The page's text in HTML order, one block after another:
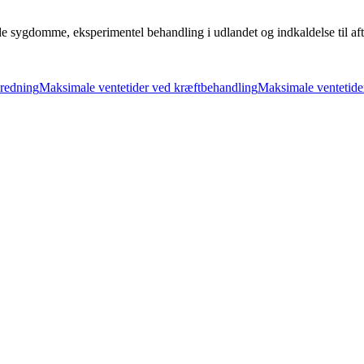
eksperimentel behandling i udlandet og indkaldelse til
Maksimale ventetider ved kræftbehandlingMaksimale